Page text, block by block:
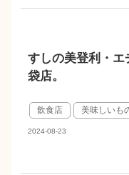
すしの美登利・エ
袋店。
飲食店 美味しいも
2024-08-23